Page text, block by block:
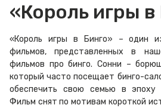
«Король игры в
«Король игры в Бинго» – один
фильмов, представленных в
фильмов про бинго. Сонни –
который часто посещает бинго-
обеспечить свою семью в эпоху
Фильм снят по мотивам короткой